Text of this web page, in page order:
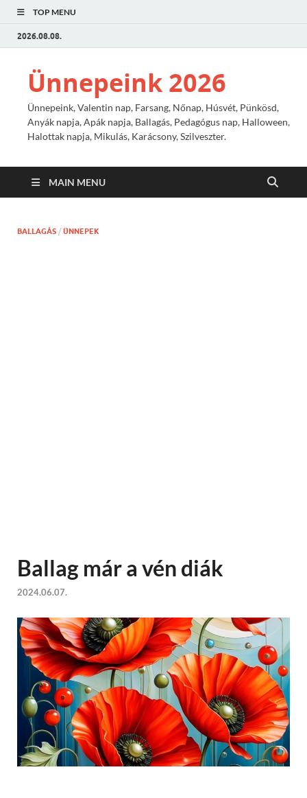
TOP MENU
2026.08.08.
Ünnepeink 2026
Ünnepeink, Valentin nap, Farsang, Nőnap, Húsvét, Pünkösd,
Anyák napja, Apák napja, Ballagás, Pedagógus nap, Halloween,
Halottak napja, Mikulás, Karácsony, Szilveszter.
MAIN MENU
BALLAGÁS / ÜNNEPEK
Ballag már a vén diák
2024.06.07.